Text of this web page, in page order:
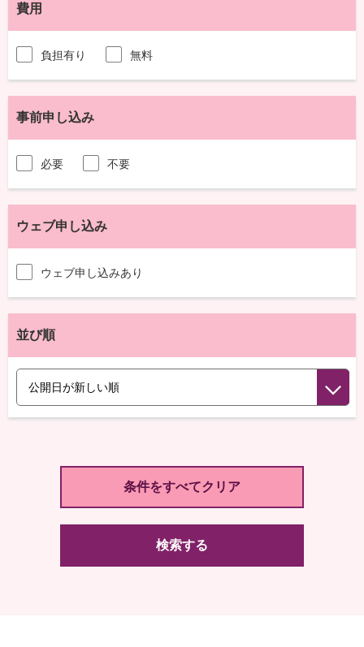
費用
負担有り 無料
事前申し込み
必要 不要
ウェブ申し込み
ウェブ申し込みあり
並び順
検索する